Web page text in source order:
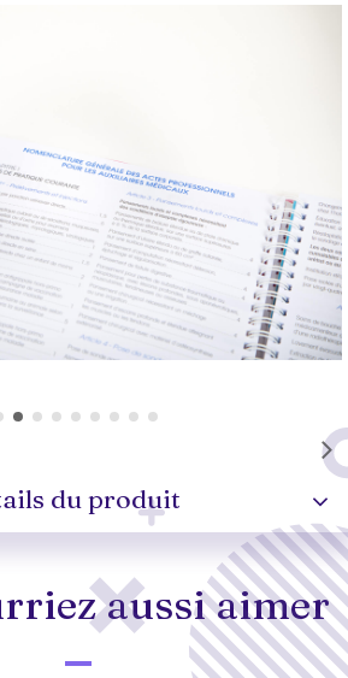
du produit
aussi aimer